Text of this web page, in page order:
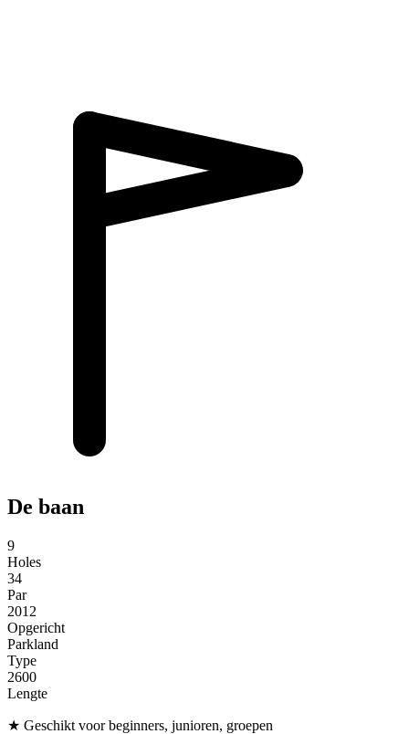
De baan
9
Holes
34
Par
2012
Opgericht
Parkland
Type
2600
Lengte
★ Geschikt voor beginners, junioren, groepen